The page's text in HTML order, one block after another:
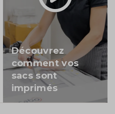
Découvrez
comment vos
sacs sont
imprimés